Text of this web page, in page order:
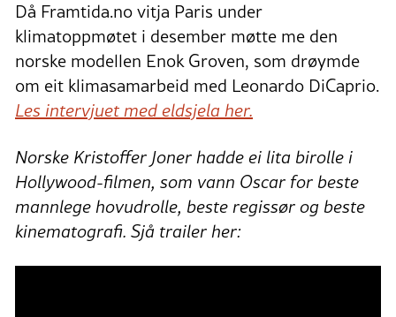
Då Framtida.no vitja Paris under
klimatoppmøtet i desember møtte me den
norske modellen Enok Groven, som drøymde
om eit klimasamarbeid med Leonardo DiCaprio.
Les intervjuet med eldsjela her.
Norske Kristoffer Joner hadde ei lita birolle i
Hollywood-filmen, som vann Oscar for beste
mannlege hovudrolle, beste regissør og beste
kinematografi. Sjå trailer her: